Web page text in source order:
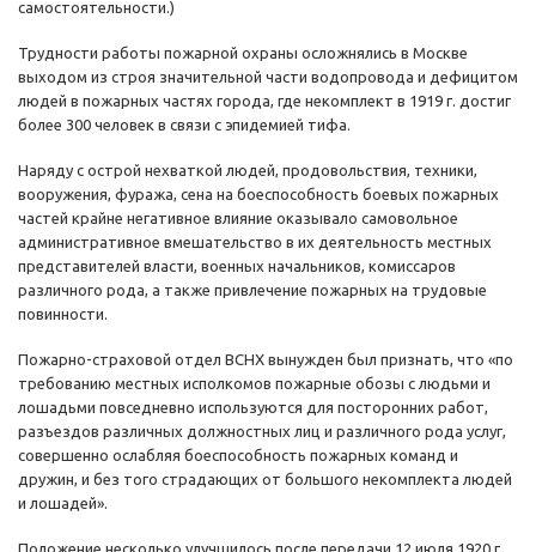
самостоятельности.)
Трудности работы пожарной охраны осложнялись в Москве
выходом из строя значительной части водопровода и дефицитом
людей в пожарных частях города, где некомплект в 1919 г. достиг
более 300 человек в связи с эпидемией тифа.
Наряду с острой нехваткой людей, продовольствия, техники,
вооружения, фуража, сена на боеспособность боевых пожарных
частей крайне негативное влияние оказывало самовольное
административное вмешательство в их деятельность местных
представителей власти, военных начальников, комиссаров
различного рода, а также привлечение пожарных на трудовые
повинности.
Пожарно-страховой отдел ВСНХ вынужден был признать, что «по
требованию местных исполкомов пожарные обозы с людьми и
лошадьми повседневно используются для посторонних работ,
разъездов различных должностных лиц и различного рода услуг,
совершенно ослабляя боеспособность пожарных команд и
дружин, и без того страдающих от большого некомплекта людей
и лошадей».